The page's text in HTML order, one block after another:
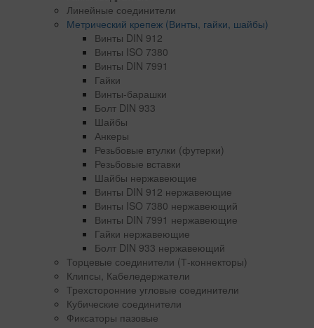
Линейные соединители
Метрический крепеж (Винты, гайки, шайбы)
Винты DIN 912
Винты ISO 7380
Винты DIN 7991
Гайки
Винты-барашки
Болт DIN 933
Шайбы
Анкеры
Резьбовые втулки (футерки)
Резьбовые вставки
Шайбы нержавеющие
Винты DIN 912 нержавеющие
Винты ISO 7380 нержавеющий
Винты DIN 7991 нержавеющие
Гайки нержавеющие
Болт DIN 933 нержавеющий
Торцевые соединители (Т-коннекторы)
Клипсы, Кабеледержатели
Трехсторонние угловые соединители
Кубические соединители
Фиксаторы пазовые